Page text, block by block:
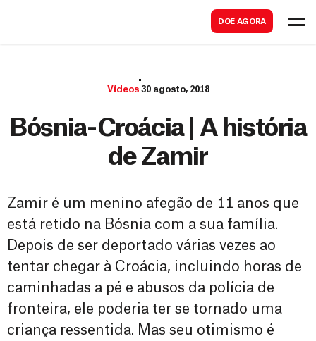
DOE AGORA
Vídeos 30 agosto, 2018
Bósnia-Croácia | A história
de Zamir
Zamir é um menino afegão de 11 anos que
está retido na Bósnia com a sua família.
Depois de ser deportado várias vezes ao
tentar chegar à Croácia, incluindo horas de
caminhadas a pé e abusos da polícia de
fronteira, ele poderia ter se tornado uma
criança ressentida. Mas seu otimismo é
a